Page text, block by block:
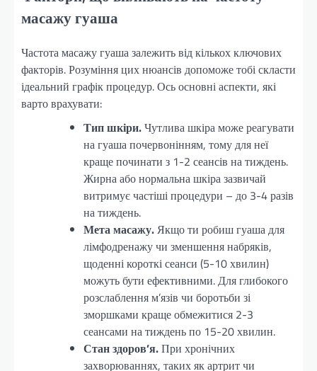
масажу гуаша
Частота масажу гуаша залежить від кількох ключових
факторів. Розуміння цих нюансів допоможе тобі скласти
ідеальний графік процедур. Ось основні аспекти, які
варто врахувати:
Тип шкіри.Чутлива шкіра може реагувати
на гуаша почервонінням, тому для неї
краще починати з 1-2 сеансів на тиждень.
Жирна або нормальна шкіра зазвичай
витримує частіші процедури – до 3-4 разів
на тиждень.
Мета масажу.Якщо ти робиш гуаша для
лімфодренажу чи зменшення набряків,
щоденні короткі сеанси (5-10 хвилин)
можуть бути ефективними. Для глибокого
розслаблення м’язів чи боротьби зі
зморшками краще обмежитися 2-3
сеансами на тиждень по 15-20 хвилин.
Стан здоров’я.При хронічних
захворюваннях, таких як артрит чи